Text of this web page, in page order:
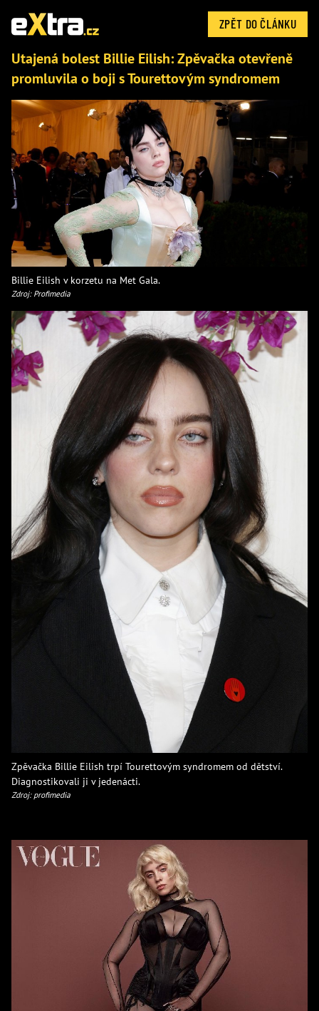
ZPĚT DO ČLÁNKU
Utajená bolest Billie Eilish: Zpěvačka otevřeně
promluvila o boji s Tourettovým syndromem
Billie Eilish v korzetu na Met Gala.
Zdroj: Profimedia
Zpěvačka Billie Eilish trpí Tourettovým syndromem od dětství.
Diagnostikovali ji v jedenácti.
Zdroj: profimedia